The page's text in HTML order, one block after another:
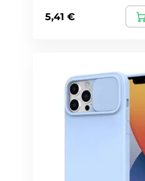
5,41 €